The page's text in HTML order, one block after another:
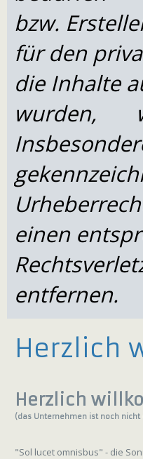
bzw.
für den
die Inhalte
wurden,
einen
entfernen.
Herzlich
Herzlich
(das Unternehmen ist noch nicht
"Sol lucet omnisbus" - die